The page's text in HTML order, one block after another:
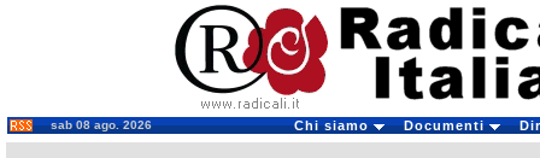
sab 08 ago. 2026 Chi siamo Documenti